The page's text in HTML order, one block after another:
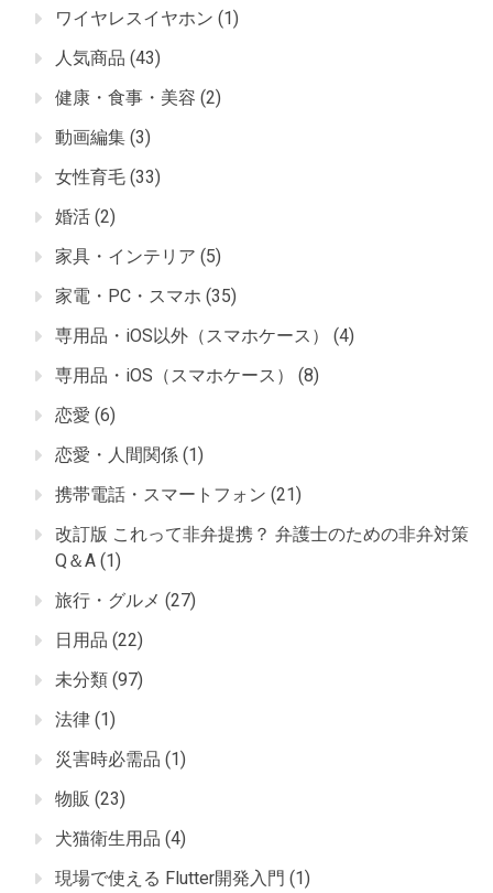
ワイヤレスイヤホン (1)
人気商品 (43)
健康・食事・美容 (2)
動画編集 (3)
女性育毛 (33)
婚活 (2)
家具・インテリア (5)
家電・PC・スマホ (35)
専用品・iOS以外（スマホケース）
(4)
専用品・iOS（スマホケース）
(8)
恋愛 (6)
恋愛・人間関係 (1)
携帯電話・スマートフォン (21)
改訂版 これって非弁提携？ 弁護士のための非弁対策
Q＆A (1)
旅行・グルメ (27)
日用品 (22)
未分類 (97)
法律 (1)
災害時必需品 (1)
物販 (23)
犬猫衛生用品 (4)
現場で使える Flutter開発入門 (1)